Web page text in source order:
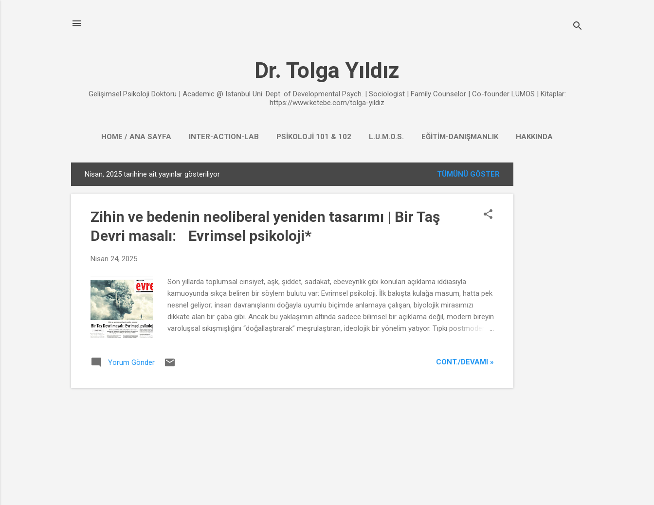
Dr. Tolga Yıldız
Gelişimsel Psikoloji Doktoru | Academic @ Istanbul Uni. Dept. of Developmental Psych. | Sociologist | Family Counselor | Co-founder LUMOS | Kitaplar:
https://www.ketebe.com/tolga-yildiz
HOME / ANA SAYFA INTER-ACTION-LAB PSİKOLOJİ 101 & 102 L.U.M.O.S. EĞİTİM-DANIŞMANLIK HAKKINDA
a
Nisan, 2025 tarihine ait yayınlar gösteriliyor TÜMÜNÜ GÖSTER
Zihin ve bedenin neoliberal yeniden tasarımı | Bir Taş
Devri masalı: Evrimsel psikoloji*
Nisan 24, 2025
Son yıllarda toplumsal cinsiyet, aşk, şiddet, sadakat, ebeveynlik gibi konuları açıklama iddiasıyla
kamuoyunda sıkça beliren bir söylem bulutu var: Evrimsel psikoloji. İlk bakışta kulağa masum, hatta pek
nesnel geliyor; insan davranışlarını doğayla uyumlu biçimde anlamaya çalışan, biyolojik mirasımızı
dikkate alan bir çaba gibi. Ancak bu yaklaşımın altında sadece bilimsel bir açıklama değil, modern bireyin
varoluşsal sıkışmışlığını “doğallaştırarak” meşrulaştıran, ideolojik bir yönelim yatıyor. Tıpkı postmodern
Evrimsel psikolojinin temel vaadi şu: Bugün sergilediğimiz birçok davranışın kökeni, binlerce yıl önceki
şeker tüketim eğilimi, erkeklerin genç kadınlara ilgisi,...
Yorum Gönder CONT./DEVAMI »